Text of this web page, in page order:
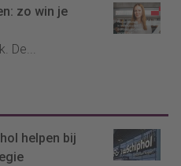
zo win je
De...
helpen bij